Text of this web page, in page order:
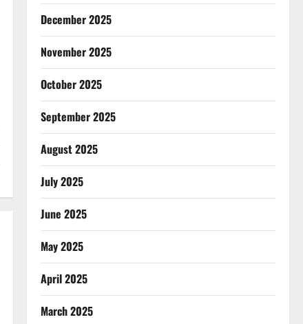
December 2025
November 2025
October 2025
September 2025
August 2025
July 2025
June 2025
May 2025
April 2025
March 2025